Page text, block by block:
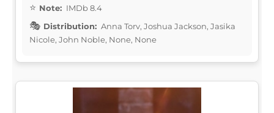
Note: IMDb 8.4
Distribution: Anna Torv, Joshua Jackson, Jasika
Nicole, John Noble, None, None